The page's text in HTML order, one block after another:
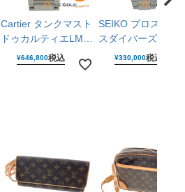
Cartier タンクマスト
ドゥカルティエLM
WSTA0106 ラージモ
デル 25mm クォーツ
¥646,800税込
SEIKO プロスペッ
スダイバーズキュ
バーGMT SBEJ030
6R54-00R0 黒文字
¥330,000税込